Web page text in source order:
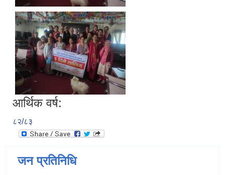
आर्थिक वर्ष:
८२/८३
जन प्रतिनिधि